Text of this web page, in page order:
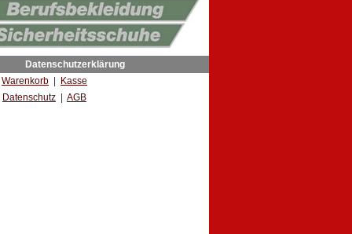
Datenschutzerklärung
Warenkorb
Kasse
Datenschutz AGB